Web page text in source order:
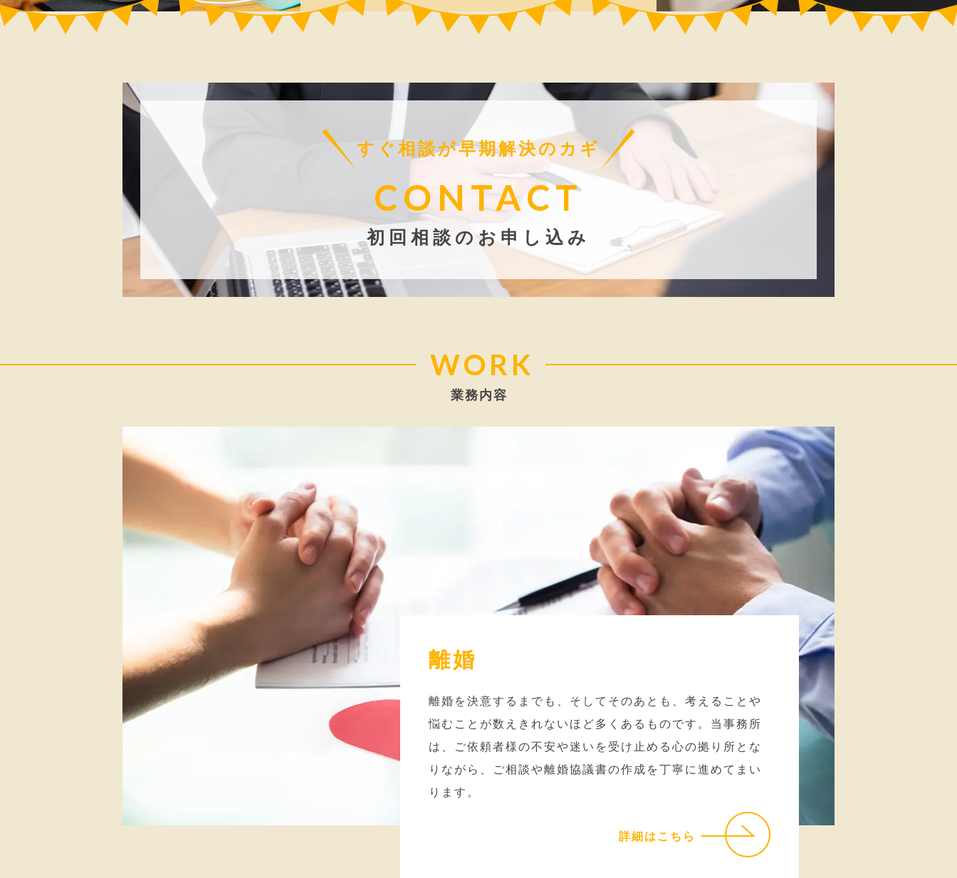
すぐ相談が早期解決のカギ
CONTACT
初回相談のお申し込み
WORK
業務内容
離婚
離婚を決意するまでも、そしてそのあとも、考えることや
悩むことが数えきれないほど多くあるものです。当事務所
は、ご依頼者様の不安や迷いを受け止める心の拠り所とな
りながら、ご相談や離婚協議書の作成を丁寧に進めてまい
ります。
詳細はこちら